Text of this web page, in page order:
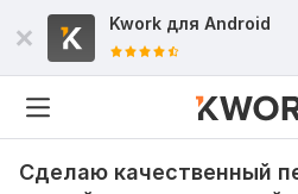
Kwork для Android
Сделаю качественный